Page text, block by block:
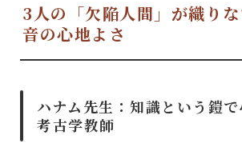
3人の「欠陥人間」が織り
音の心地よさ
ハナム先生：知識という鎧
考古学教師